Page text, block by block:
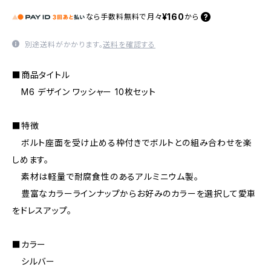
なら 手数料無料で 月々¥160 から
別途送料がかかります。送料を確認する
■商品タイトル
M6 デザイン ワッシャー 10枚セット
■特徴
ボルト座面を受け止める枠付きでボルトとの組み合わせを楽
しめます。
素材は軽量で耐腐食性のあるアルミニウム製。
豊富なカラーラインナップからお好みのカラーを選択して愛車
をドレスアップ。
■カラー
シルバー